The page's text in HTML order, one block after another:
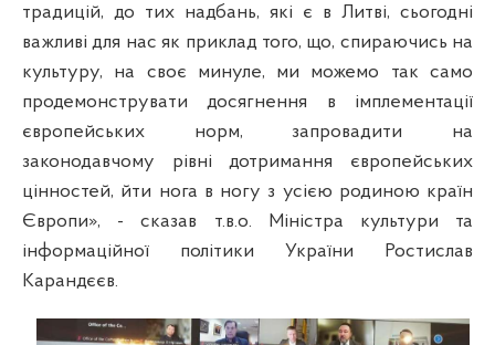
традицій, до тих надбань, які є в Литві, сьогодні
важливі для нас як приклад того, що, спираючись на
культуру, на своє минуле, ми можемо так само
продемонструвати досягнення в імплементації
європейських норм, запровадити на
законодавчому рівні дотримання європейських
цінностей, йти нога в ногу з усією родиною країн
Європи», - сказав т.в.о. Міністра культури та
інформаційної політики України Ростислав
Карандєєв.